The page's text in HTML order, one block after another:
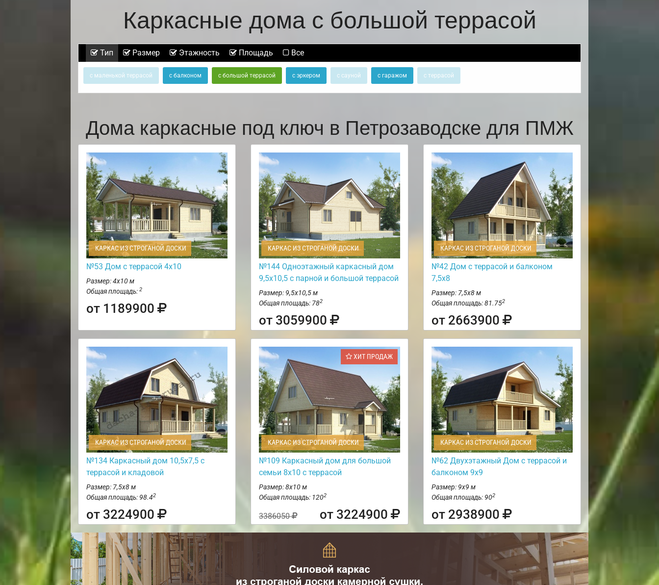
Каркасные дома с большой террасой
Тип Размер Этажность Площадь Все
с маленькой террасой с балконом с большой террасой с эркером с сауной с гаражом с террасой
Дома каркасные под ключ в Петрозаводске для ПМЖ
КАРКАС ИЗ СТРОГАНОЙ ДОСКИ
№53 Дом с террасой 4х10
Размер: 4х10 м
Общая площадь: 2
от 1189900
КАРКАС ИЗ СТРОГАНОЙ ДОСКИ
№144 Одноэтажный каркасный дом
9,5х10,5 с парной и большой террасой
Размер: 9,5х10,5 м
Общая площадь: 782
от 3059900
КАРКАС ИЗ СТРОГАНОЙ ДОСКИ
№42 Дом с террасой и балконом
7,5х8
Размер: 7,5х8 м
Общая площадь: 81.752
от 2663900
КАРКАС ИЗ СТРОГАНОЙ ДОСКИ
№134 Каркасный дом 10,5х7,5 с
террасой и кладовой
Размер: 7,5х8 м
Общая площадь: 98.42
от 3224900
ХИТ ПРОДАЖ
КАРКАС ИЗ СТРОГАНОЙ ДОСКИ
№109 Каркасный дом для большой
семьи 8х10 с террасой
Размер: 8х10 м
Общая площадь: 1202
3386050 от 3224900
КАРКАС ИЗ СТРОГАНОЙ ДОСКИ
№62 Двухэтажный Дом с террасой и
балконом 9х9
Размер: 9х9 м
Общая площадь: 902
от 2938900